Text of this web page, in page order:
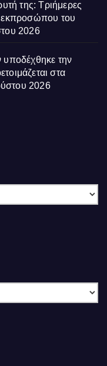
της: Τριήμερες
εκπροσώπου του
2026
υποδέχθηκε την
στα
2026